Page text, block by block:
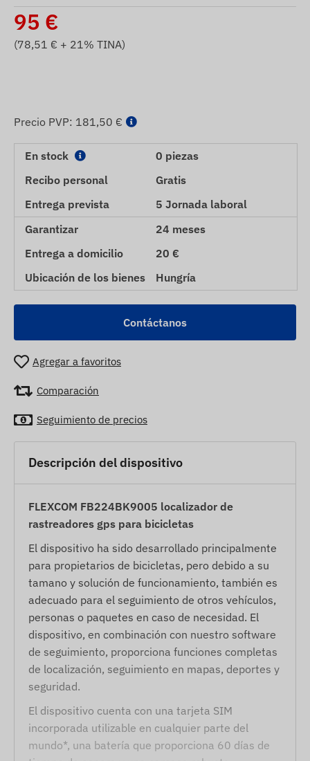
95 €
(78,51 € + 21% TINA)
Precio PVP: 181,50 €
En stock
0 piezas
Recibo personal
Gratis
Entrega prevista
5 Jornada laboral
Garantizar
24 meses
Entrega a domicilio
20 €
Ubicación de los bienes
Hungría
Contáctanos
Agregar a favoritos
Comparación
Seguimiento de precios
Descripción del dispositivo
FLEXCOM FB224BK9005 localizador de
rastreadores gps para bicicletas
El dispositivo ha sido desarrollado principalmente
para propietarios de bicicletas, pero debido a su
tamano y solución de funcionamiento, también es
adecuado para el seguimiento de otros vehículos,
personas o paquetes en caso de necesidad. El
dispositivo, en combinación con nuestro software
de seguimiento, proporciona funciones completas
de localización, seguimiento en mapas, deportes y
seguridad.
El dispositivo cuenta con una tarjeta SIM
incorporada utilizable en cualquier parte del
mundo*, una batería que proporciona 60 días de